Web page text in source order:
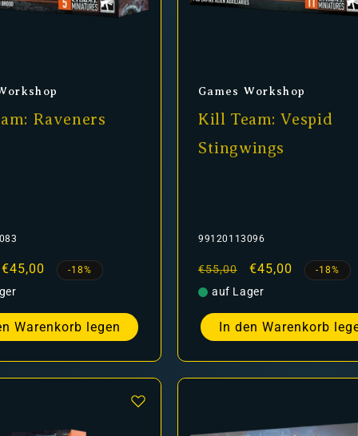
Raveners
Verkaufspreis
€45,00 -18%
Warenkorb legen
Anbieter:
Games Workshop
Kill Team: Vespid
Stingwings
99120113096
Normaler
Preis
€55,00 Verkaufspreis
€45,00 -18%
auf Lager
In den Warenkorb